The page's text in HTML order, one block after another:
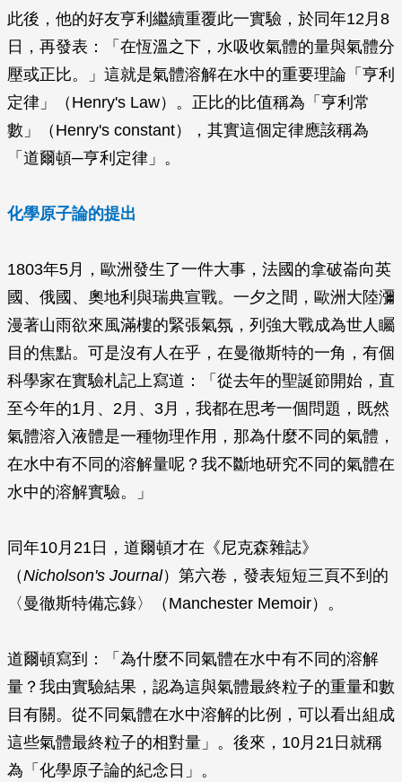
此後，他的好友亨利繼續重覆此一實驗，於同年12月8
日，再發表：「在恆溫之下，水吸收氣體的量與氣體分
壓或正比。」這就是氣體溶解在水中的重要理論「亨利
定律」（Henry's Law）。正比的比值稱為「亨利常
數」（Henry's constant），其實這個定律應該稱為
「道爾頓─亨利定律」。
化學原子論的提出
1803年5月，歐洲發生了一件大事，法國的拿破崙向英
國、俄國、奧地利與瑞典宣戰。一夕之間，歐洲大陸瀰
漫著山雨欲來風滿樓的緊張氣氛，列強大戰成為世人矚
目的焦點。可是沒有人在乎，在曼徹斯特的一角，有個
科學家在實驗札記上寫道：「從去年的聖誕節開始，直
至今年的1月、2月、3月，我都在思考一個問題，既然
氣體溶入液體是一種物理作用，那為什麼不同的氣體，
在水中有不同的溶解量呢？我不斷地研究不同的氣體在
水中的溶解實驗。」
同年10月21日，道爾頓才在《尼克森雜誌》
（Nicholson's Journal）第六卷，發表短短三頁不到的
〈曼徹斯特備忘錄〉（Manchester Memoir）。
道爾頓寫到：「為什麼不同氣體在水中有不同的溶解
量？我由實驗結果，認為這與氣體最終粒子的重量和數
目有關。從不同氣體在水中溶解的比例，可以看出組成
這些氣體最終粒子的相對量」。後來，10月21日就稱
為「化學原子論的紀念日」。